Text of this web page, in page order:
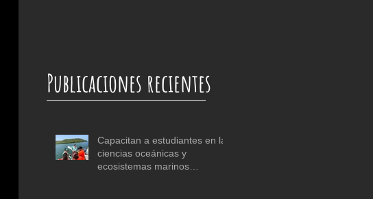
Publicaciones recientes
Capacitan a estudiantes en las
ciencias oceánicas y
ecosistemas marinos